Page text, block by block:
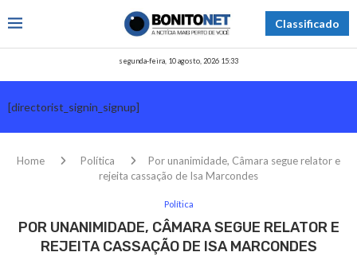
Classificado
segunda-feira, 10 agosto, 2026 15:33
[directorist_signin_signup]
Home Política
Por unanimidade, Câmara segue relator e
rejeita cassação de Isa Marcondes
Política
POR UNANIMIDADE, CÂMARA SEGUE RELATOR E
REJEITA CASSAÇÃO DE ISA MARCONDES